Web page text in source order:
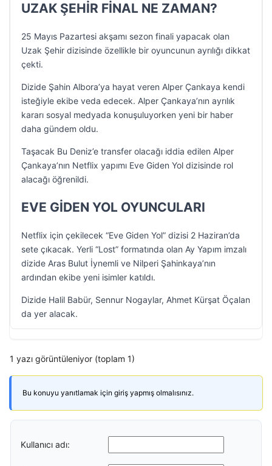
UZAK ŞEHİR FİNAL NE ZAMAN?
25 Mayıs Pazartesi akşamı sezon finali yapacak olan
Uzak Şehir dizisinde özellikle bir oyuncunun ayrılığı dikkat
çekti.
Dizide Şahin Albora’ya hayat veren Alper Çankaya kendi
isteğiyle ekibe veda edecek. Alper Çankaya’nın ayrılık
kararı sosyal medyada konuşuluyorken yeni bir haber
daha gündem oldu.
Taşacak Bu Deniz’e transfer olacağı iddia edilen Alper
Çankaya’nın Netflix yapımı Eve Giden Yol dizisinde rol
alacağı öğrenildi.
EVE GİDEN YOL OYUNCULARI
Netflix için çekilecek “Eve Giden Yol” dizisi 2 Haziran’da
sete çıkacak. Yerli “Lost” formatında olan Ay Yapım imzalı
dizide Aras Bulut İynemli ve Nilperi Şahinkaya’nın
ardından ekibe yeni isimler katıldı.
Dizide Halil Babür, Sennur Nogaylar, Ahmet Kürşat Öçalan
da yer alacak.
1 yazı görüntüleniyor (toplam 1)
Bu konuyu yanıtlamak için giriş yapmış olmalısınız.
Kullanıcı adı: